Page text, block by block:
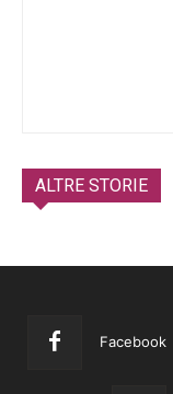
ALTRE STORIE
Facebook